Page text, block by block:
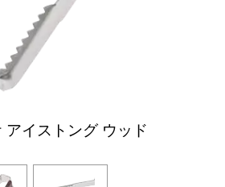
アイストング ウッド